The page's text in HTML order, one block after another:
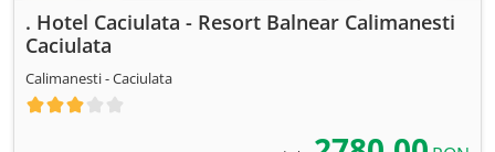
. Hotel Caciulata - Resort Balnear Calimanesti
Caciulata
Calimanesti - Caciulata